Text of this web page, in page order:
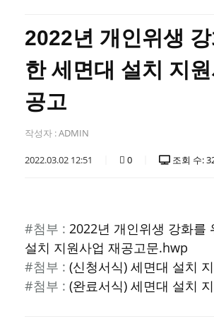
2022년 개인위생 강
한 세면대 설치 지
공고
작성자 :ADMIN
2022.03.02 12:51 0 조회 수:
#첨부 : 2022년 개인위생 강화를
설치 지원사업 재공고문.hwp
#첨부 : (신청서식) 세면대 설치
#첨부 : (완료서식) 세면대 설치